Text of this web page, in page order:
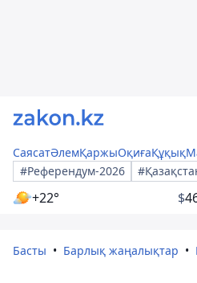
СаясатӘлемҚаржыОқиғаҚұқық
#Референдум-2026
+22° $
Басты Барлық жаңалықтар